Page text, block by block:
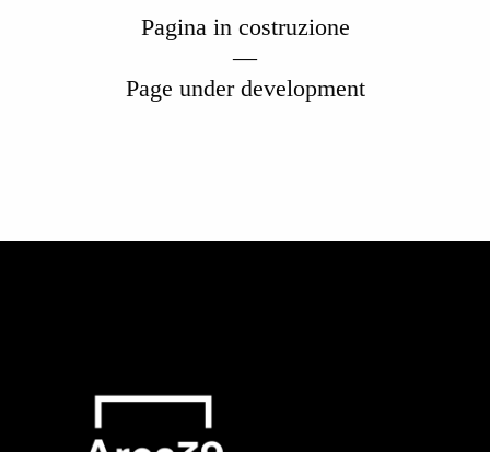
Pagina in costruzione
—
Page under development